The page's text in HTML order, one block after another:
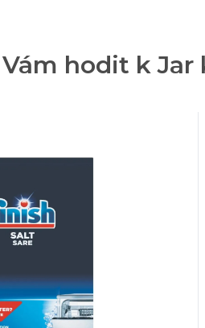
hodit k